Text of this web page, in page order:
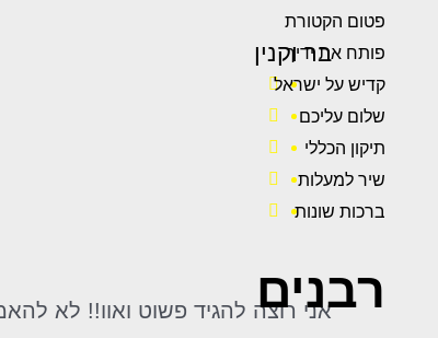
פטום הקטורת
פותח את ידיך
קדיש על ישראל
שלום עליכם
תיקון הכללי
שיר למעלות
ברכות שונות
רבנים
בר וקנין